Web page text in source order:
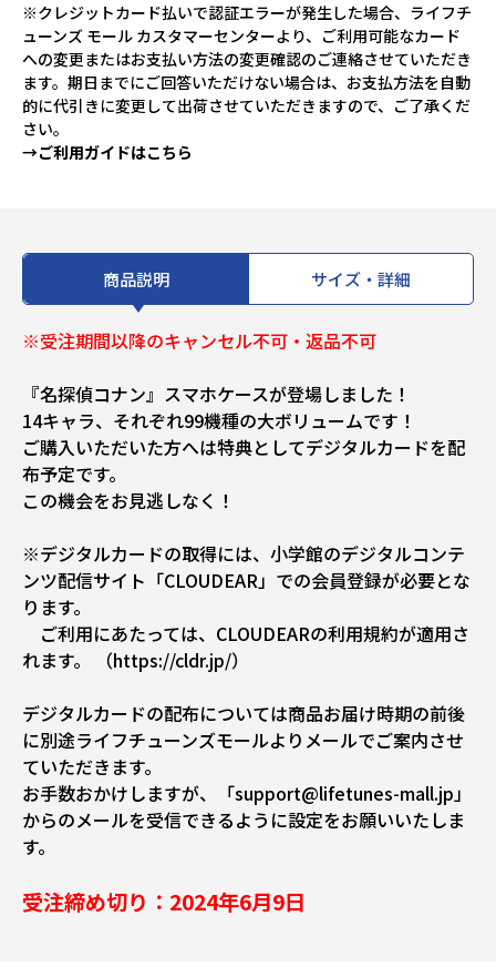
※クレジットカード払いで認証エラーが発生した場合、ライフチ
ューンズ モール カスタマーセンターより、ご利用可能なカード
への変更またはお支払い方法の変更確認のご連絡させていただき
ます。期日までにご回答いただけない場合は、お支払方法を自動
的に代引きに変更して出荷させていただきますので、ご了承くだ
さい。
→ご利用ガイドはこちら
商品説明 サイズ・詳細
※受注期間以降のキャンセル不可・返品不可
『名探偵コナン』スマホケースが登場しました！
14キャラ、それぞれ99機種の大ボリュームです！
ご購入いただいた方へは特典としてデジタルカードを配
布予定です。
この機会をお見逃しなく！
※デジタルカードの取得には、小学館のデジタルコンテ
ンツ配信サイト「CLOUDEAR」での会員登録が必要とな
ります。
ご利用にあたっては、CLOUDEARの利用規約が適用さ
れます。
（https://cldr.jp/）
デジタルカードの配布については商品お届け時期の前後
に別途ライフチューンズモールよりメールでご案内させ
ていただきます。
お手数おかけしますが、「support@lifetunes-mall.jp」
からのメールを受信できるように設定をお願いいたしま
す。
受注締め切り：2024年6月9日